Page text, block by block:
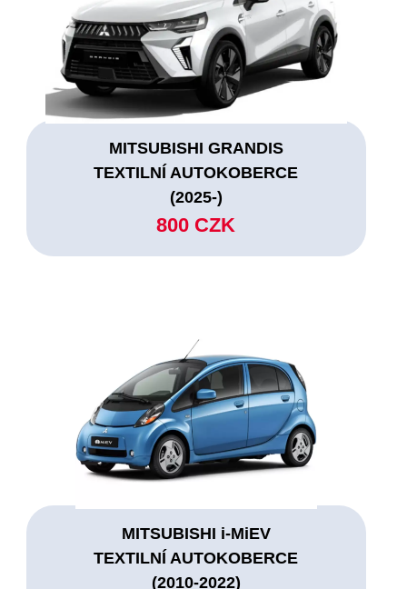
MITSUBISHI GRANDIS
TEXTILNÍ AUTOKOBERCE
(2025-)
800 CZK
MITSUBISHI i-MiEV
TEXTILNÍ AUTOKOBERCE
(2010-2022)